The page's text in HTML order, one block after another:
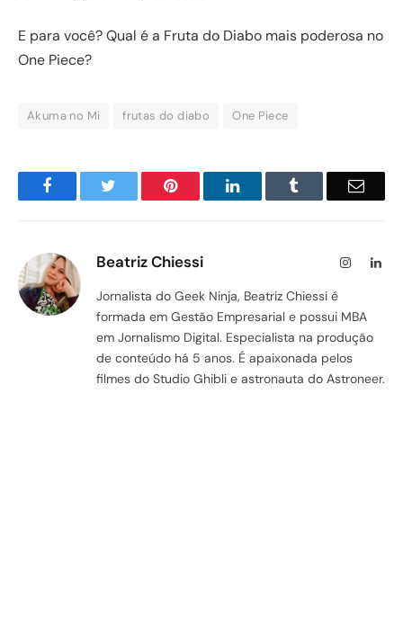
E para você? Qual é a Fruta do Diabo mais poderosa no
One Piece?
Akuma no Mi frutas do diabo One Piece
Facebook Pinterest LinkedIn Email
Beatriz Chiessi Instagram
Jornalista do Geek Ninja, Beatriz Chiessi é
formada em Gestão Empresarial e possui MBA
em Jornalismo Digital. Especialista na produção
de conteúdo há 5 anos. É apaixonada pelos
filmes do Studio Ghibli e astronauta do Astroneer.